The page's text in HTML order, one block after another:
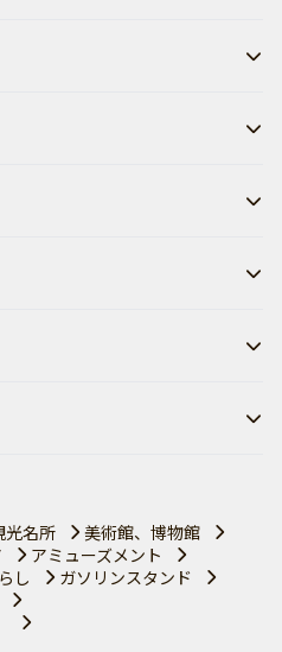
光名所
美術館、博物館
アミューズメント
し
ガソリンスタンド